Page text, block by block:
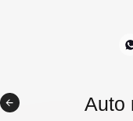
-IsoFix sēdeklīšu
Auto